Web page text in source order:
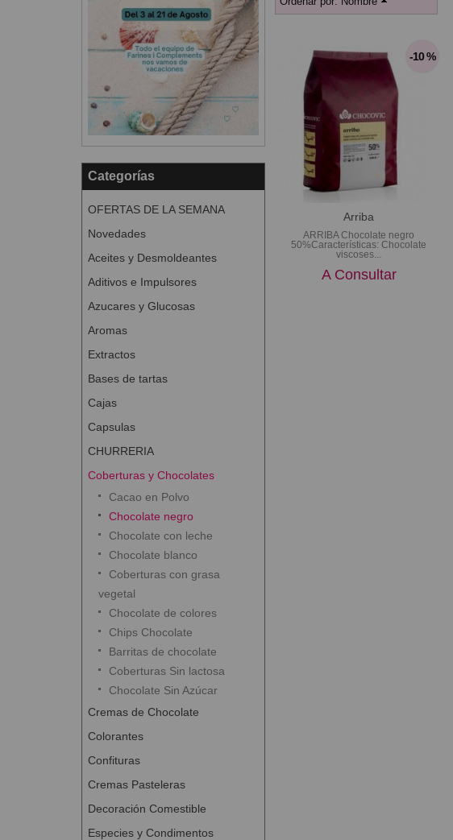
Categorías
OFERTAS DE LA SEMANA
Novedades
Aceites y Desmoldeantes
Aditivos e Impulsores
Azucares y Glucosas
Aromas
Extractos
Bases de tartas
Cajas
Capsulas
CHURRERIA
Coberturas y Chocolates
Cacao en Polvo
Chocolate negro
Chocolate con leche
Chocolate blanco
Coberturas con grasa
vegetal
Chocolate de colores
Chips Chocolate
Barritas de chocolate
Coberturas Sin lactosa
Chocolate Sin Azúcar
Cremas de Chocolate
Colorantes
Confituras
Cremas Pasteleras
Decoración Comestible
Especies y Condimentos
-10 %
Arriba
ARRIBA Chocolate negro
50%Características: Chocolate
viscoses...
A Consultar